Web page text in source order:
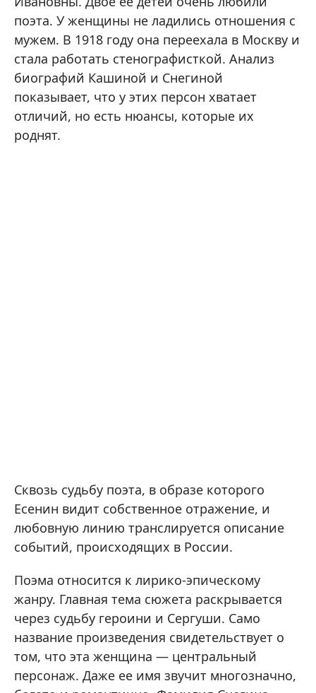
поэта. У женщины не ладились отношения с
мужем. В 1918 году она переехала в Москву и
стала работать стенографисткой. Анализ
биографий Кашиной и Снегиной
показывает, что у этих персон хватает
отличий, но есть нюансы, которые их
роднят.
Сквозь судьбу поэта, в образе которого
Есенин видит собственное отражение, и
любовную линию транслируется описание
событий, происходящих в России.
Поэма относится к лирико-эпическому
жанру. Главная тема сюжета раскрывается
через судьбу героини и Сергуши. Само
название произведения свидетельствует о
том, что эта женщина — центральный
персонаж. Даже ее имя звучит многозначно,